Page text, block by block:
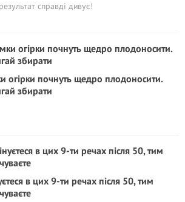
справді дивує!
огірки почнуть щедро плодоносити.
збирати
в цих 9-ти речах після 50, тим